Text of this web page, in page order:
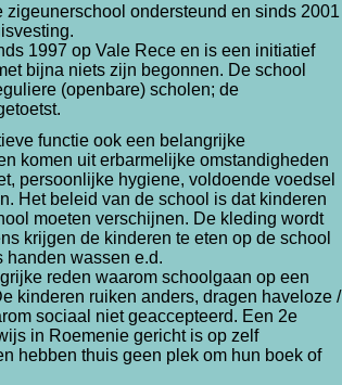
ondersteund en sinds 2001
1997 op Vale Rece en is een initiatief
bijna niets zijn begonnen. De school
(openbare) scholen; de
functie ook een belangrijke
komen uit erbarmelijke omstandigheden
persoonlijke hygiene, voldoende voedsel
Het beleid van de school is dat kinderen
moeten verschijnen. De kleding wordt
krijgen de kinderen te eten op de school
wassen e.d.
reden waarom schoolgaan op een
kinderen ruiken anders, dragen haveloze /
sociaal niet geaccepteerd. Een 2e
in Roemenie gericht is op zelf
hebben thuis geen plek om hun boek of